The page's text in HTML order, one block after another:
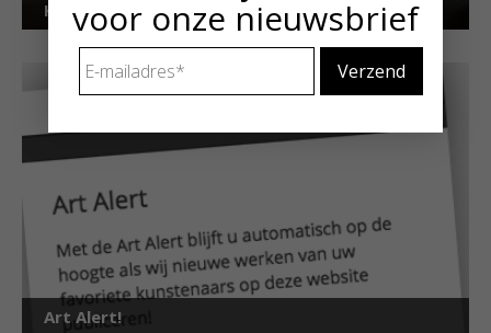
Kunstuitleen voor particulieren
Art Alert!
voor onze nieuwsbrief
mailadres *